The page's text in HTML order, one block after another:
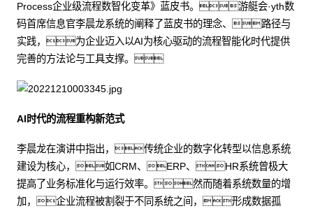
Process企业级流程数智化变革》蓝皮书。游艇会·yth数
码首席信息官李晨龙系统的阐释了蓝皮书的理念、路径与
实践，为企业迈入以AI为核心驱动的流程智能化时代提供
完善的方法论与工具支撑。
AI时代的流程重构新范式
李晨龙在演讲中指出，传统企业的数字化转型以信息系统
建设为核心，如CRM、ERP、HR系统曾极大
提高了业务标准化与运行效率。然而随着系统数量的增
加，企业流程被割裂于不同系统之间，形成数据孤